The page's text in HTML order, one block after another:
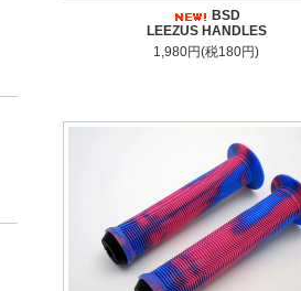
BSD
LEEZUS HANDLES
1,980円(税180円)